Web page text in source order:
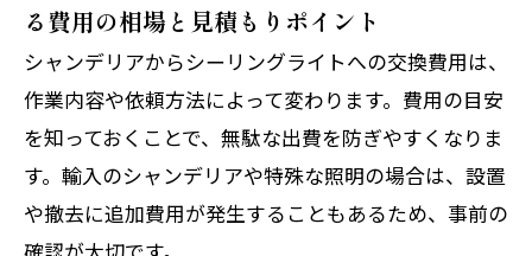
る費用の相場と見積もりポイント
シャンデリアからシーリングライトへの交換費用は、
作業内容や依頼方法によって変わります。費用の目安
を知っておくことで、無駄な出費を防ぎやすくなりま
す。輸入のシャンデリアや特殊な照明の場合は、設置
や撤去に追加費用が発生することもあるため、事前の